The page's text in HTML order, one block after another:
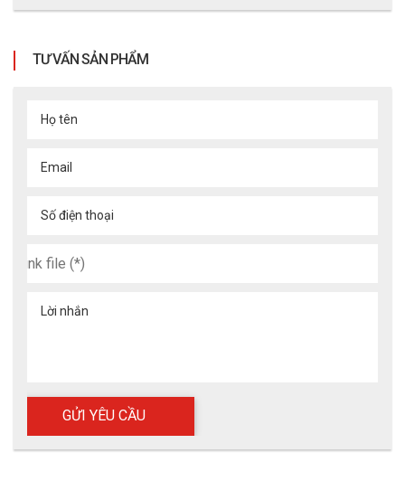
TƯ VẤN SẢN PHẨM
Họ tên
Email
Số điện thoại
Lời nhắn